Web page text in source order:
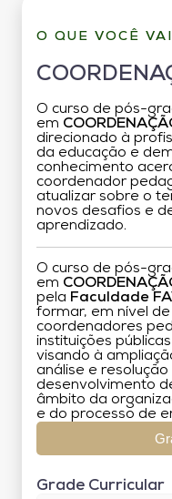
O QUE VOCÊ
O curso de pós-
em
direcionado à
da educação e
conhecimento
coordenador
atualizar sobre o
novos desafios e
aprendizado.
O curso de pós-
em
pela Faculdade
formar, em nível
coordenadores
instituições
visando à
análise e
desenvolvimento
âmbito da
e do processo de
Grade Curricular